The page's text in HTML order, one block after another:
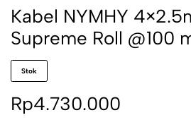
Kabel NYMHY
Supreme Roll @100
Stok
Rp4.730.000